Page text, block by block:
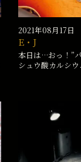
2021年08月17日
E・J
本日は…おっ！”
シュウ酸カルシ